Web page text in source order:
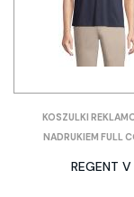
KOSZULKI
NADRUKIEM FULL
REGENT V